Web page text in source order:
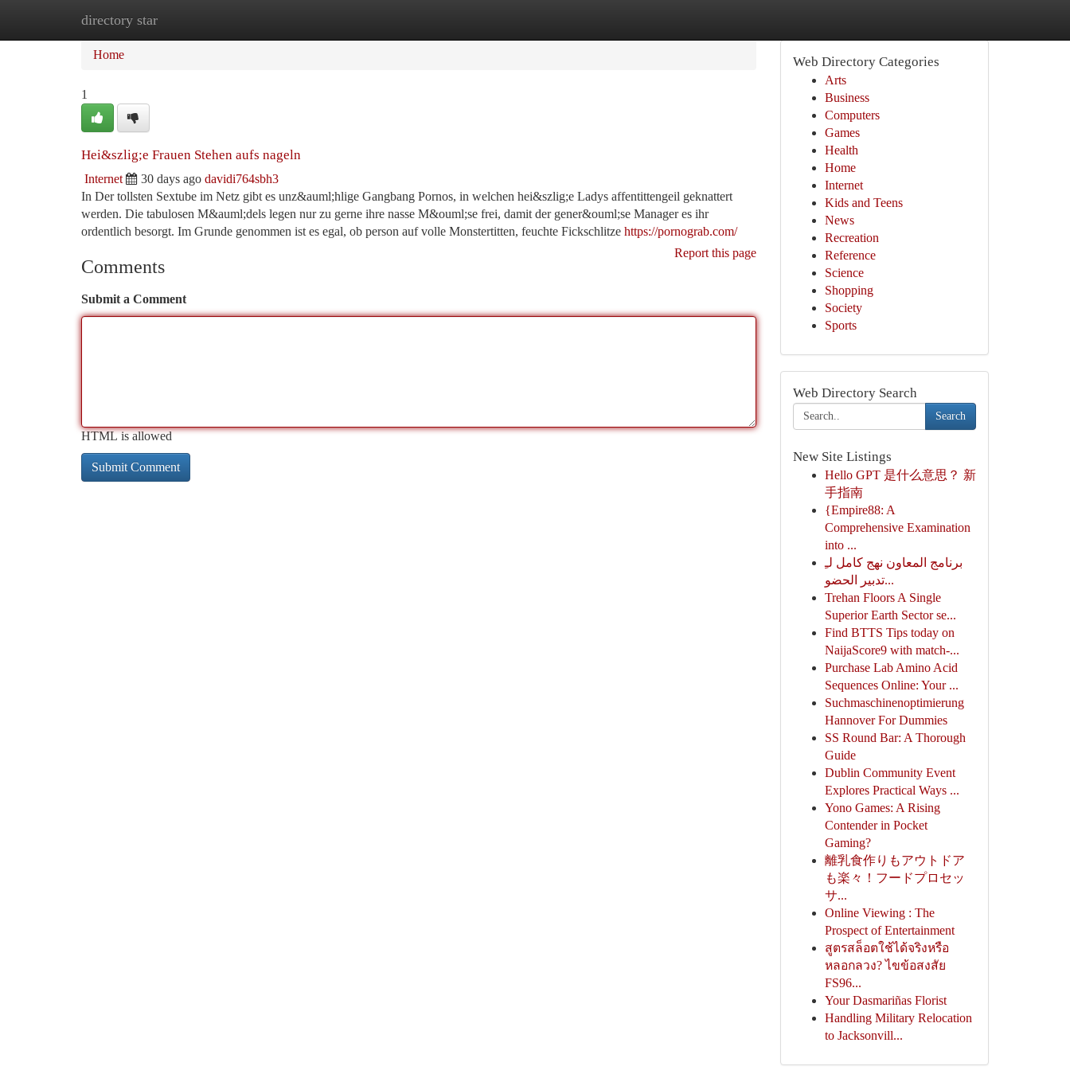
directory star
Home
Home
1
Hei&szlig;e Frauen Stehen aufs nageln
Internet 30 days ago davidi764sbh3
In Der tollsten Sextube im Netz gibt es unz&auml;hlige Gangbang Pornos, in welchen hei&szlig;e Ladys affentittengeil geknattert
werden. Die tabulosen M&auml;dels legen nur zu gerne ihre nasse M&ouml;se frei, damit der gener&ouml;se Manager es ihr
ordentlich besorgt. Im Grunde genommen ist es egal, ob person auf volle Monstertitten, feuchte Fickschlitze https://pornograb.com/
Report this page
Comments
Submit a Comment
HTML is allowed
Web Directory Categories
Arts
Business
Computers
Games
Health
Home
Internet
Kids and Teens
News
Recreation
Reference
Science
Shopping
Society
Sports
Web Directory Search
Search
New Site Listings
Hello GPT 是什么意思？ 新
手指南
{Empire88: A
Comprehensive Examination
into ...
برنامج المعاون نهج كامل لـِ
تدبير الحضو...
Trehan Floors A Single
Superior Earth Sector se...
Find BTTS Tips today on
NaijaScore9 with match-...
Purchase Lab Amino Acid
Sequences Online: Your ...
Suchmaschinenoptimierung
Hannover For Dummies
SS Round Bar: A Thorough
Guide
Dublin Community Event
Explores Practical Ways ...
Yono Games: A Rising
Contender in Pocket
Gaming?
離乳食作りもアウトドア
も楽々！フードプロセッ
サ...
Online Viewing : The
Prospect of Entertainment
สูตรสล็อตใช้ได้จริงหรือ
หลอกลวง? ไขข้อสงสัย
FS96...
Your Dasmariñas Florist
Handling Military Relocation
to Jacksonvill...